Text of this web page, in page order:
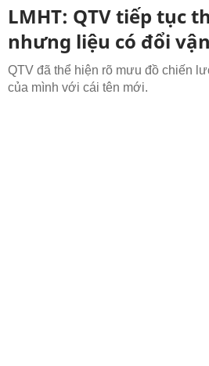
LMHT: QTV tiếp tục
nhưng liệu có đổi
QTV đã thể hiện rõ mưu đồ chiến
của mình với cái tên mới.